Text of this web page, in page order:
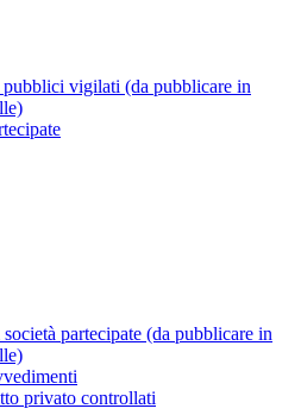
vigilati (da pubblicare in
partecipate (da pubblicare in
privato controllati